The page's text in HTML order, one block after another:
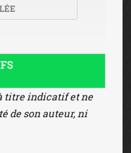
titre indicatif et ne
de son auteur, ni